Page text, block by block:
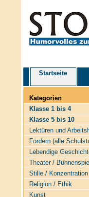
Startseite
Kategorien
Klasse 1 bis 4
Klasse 5 bis 10
Lektüren und
Fördern (alle
Lebendige
Theater / Bühnenspiel
Stille / Konzentration
Religion / Ethik
Kunst